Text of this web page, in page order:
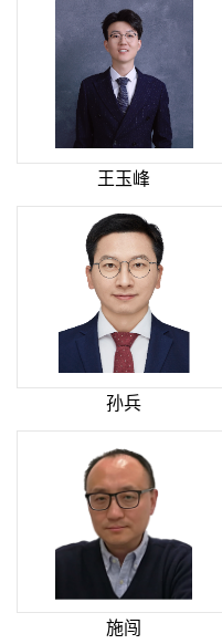
王玉峰
孙兵
施闯